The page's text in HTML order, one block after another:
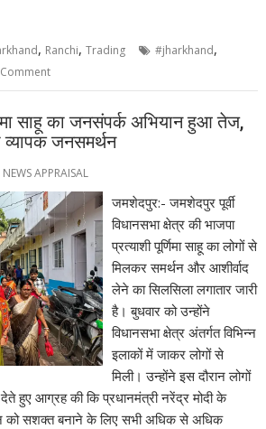
, Ranchi,Trading #jharkhand,
साहू का जनसंपर्क अभियान हुआ तेज,
व्यापक जनसमर्थन
NEWS APPRAISAL
जमशेदपुर:- जमशेदपुर पूर्वी
विधानसभा क्षेत्र की भाजपा
प्रत्याशी पूर्णिमा साहू का लोगों से
मिलकर समर्थन और आशीर्वाद
लेने का सिलसिला लगातार जारी
है। बुधवार को उन्होंने
विधानसभा क्षेत्र अंतर्गत विभिन्न
इलाकों में जाकर लोगों से
मिली। उन्होंने इस दौरान लोगों
देते हुए आग्रह की कि प्रधानमंत्री नरेंद्र मोदी के
को सशक्त बनाने के लिए सभी अधिक से अधिक